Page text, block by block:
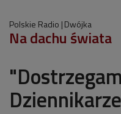
Polskie Radio Dwójka
Na dachu świata